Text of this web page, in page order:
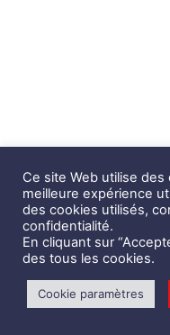
Ce site Web utilise
meilleure expérience
des cookies utilisés,
confidentialité.
En cliquant sur
des tous les cookies.
Cookie paramètres